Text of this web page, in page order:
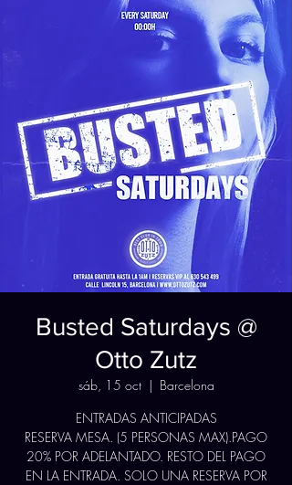
Busted Saturdays @
Otto Zutz
sáb, 15 oct
  |
Barcelona
ENTRADAS ANTICIPADAS
RESERVA MESA. (5 PERSONAS MAX).PAGO
20% POR ADELANTADO. RESTO DEL PAGO
EN LA ENTRADA. SOLO UNA RESERVA POR